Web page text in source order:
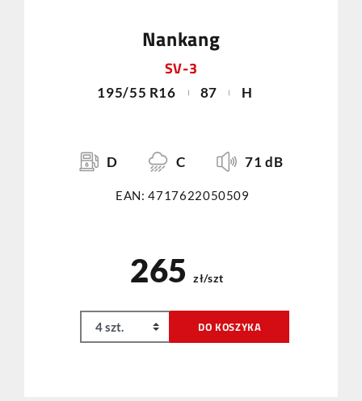
Nankang
SV-3
195/55 R16 87 H
D C 71 dB
EAN: 4717622050509
265 zł/szt
DO KOSZYKA